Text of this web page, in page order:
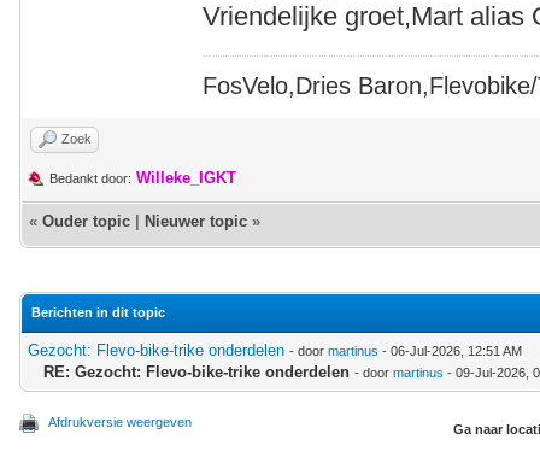
Vriendelijke groet,Mart alias
FosVelo,Dries
Zoek
Bedankt door: Willeke_IGKT
« Ouder topic Nieuwer topic »
Berichten in dit topic
Gezocht: Flevo-bike-trike onderdelen - door martinus - 06-Jul-2026, 12:51 AM
RE: Gezocht: Flevo-bike-trike onderdelen - door martinus - 09-Jul-2026,
Afdrukversie weergeven Ga naar